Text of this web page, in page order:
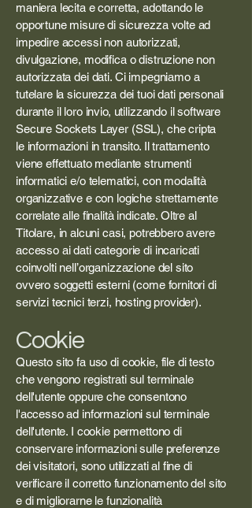
maniera lecita e corretta, adottando le
opportune misure di sicurezza volte ad
impedire accessi non autorizzati,
divulgazione, modifica o distruzione non
autorizzata dei dati. Ci impegniamo a
tutelare la sicurezza dei tuoi dati personali
durante il loro invio, utilizzando il software
Secure Sockets Layer (SSL), che cripta
le informazioni in transito. Il trattamento
viene effettuato mediante strumenti
informatici e/o telematici, con modalità
organizzative e con logiche strettamente
correlate alle finalità indicate. Oltre al
Titolare, in alcuni casi, potrebbero avere
accesso ai dati categorie di incaricati
coinvolti nell’organizzazione del sito
ovvero soggetti esterni (come fornitori di
servizi tecnici terzi, hosting provider).
Cookie
Questo sito fa uso di cookie, file di testo
che vengono registrati sul terminale
dell'utente oppure che consentono
l'accesso ad informazioni sul terminale
dell'utente. I cookie permettono di
conservare informazioni sulle preferenze
dei visitatori, sono utilizzati al fine di
verificare il corretto funzionamento del sito
e di migliorarne le funzionalità